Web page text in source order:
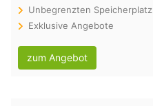
Unbegrenzten Speicherplatz
Exklusive Angebote
zum Angebot